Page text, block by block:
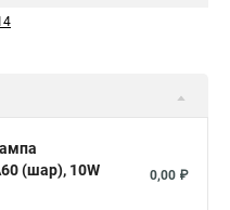
(шар), 10W
0,00 ₽